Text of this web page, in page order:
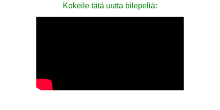
Kokeile tätä uutta bilepeliä: